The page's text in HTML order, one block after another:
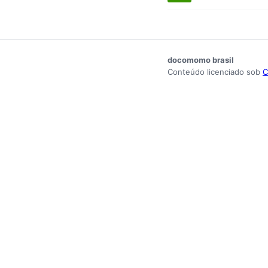
docomomo brasil
Conteúdo licenciado sob